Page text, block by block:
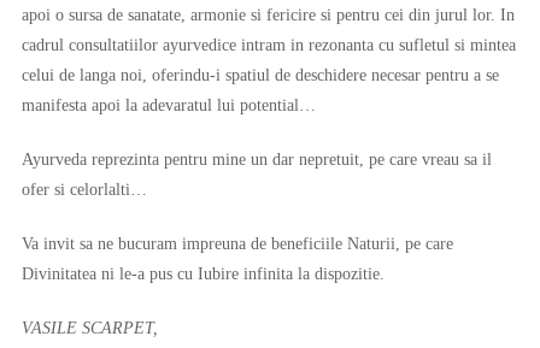
apoi o sursa de sanatate, armonie si fericire si pentru cei din jurul lor. In
cadrul consultatiilor ayurvedice intram in rezonanta cu sufletul si mintea
celui de langa noi, oferindu-i spatiul de deschidere necesar pentru a se
manifesta apoi la adevaratul lui potential…
Ayurveda reprezinta pentru mine un dar nepretuit, pe care vreau sa il
ofer si celorlalti…
Va invit sa ne bucuram impreuna de beneficiile Naturii, pe care
Divinitatea ni le-a pus cu Iubire infinita la dispozitie.
VASILE SCARPET,